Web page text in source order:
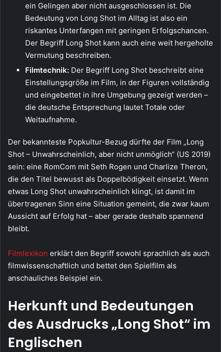
ein Gelingen aber nicht ausgeschlossen ist. Die
Bedeutung von Long Shot im Alltag ist also ein
riskantes Unterfangen mit geringen Erfolgschancen.
Der Begriff Long Shot kann auch eine weit hergeholte
Vermutung beschreiben.
Filmtechnik: Der Begriff Long Shot beschreibt eine
Einstellungsgröße im Film, in der Figuren vollständig
und eingebettet in ihre Umgebung gezeigt werden –
die deutsche Entsprechung lautet Totale oder
Weitaufnahme.
Der bekannteste Popkultur-Bezug dürfte der Film „Long
Shot – Unwahrscheinlich, aber nicht unmöglich“ (US 2019)
sein: eine RomCom mit Seth Rogen und Charlize Theron,
die den Titel bewusst als Doppelbödigkeit einsetzt. Wenn
etwas Long Shot unwahrscheinlich klingt, ist damit im
übertragenen Sinn eine Situation gemeint, die zwar kaum
Aussicht auf Erfolg hat – aber gerade deshalb spannend
bleibt.
Filmlexikon erklärt den Begriff sowohl sprachlich als auch
filmwissenschaftlich und bettet den Spielfilm als
anschauliches Beispiel ein.
Herkunft und Bedeutungen
des Ausdrucks „Long Shot“ im
Englischen